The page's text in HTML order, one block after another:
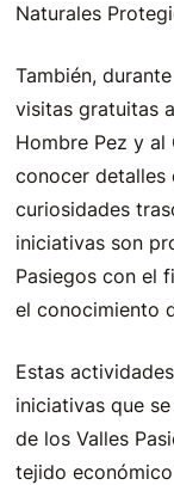
Naturales
También,
visitas gratuitas
Hombre Pez y
conocer detalles
curiosidades
iniciativas son
Pasiegos con el
el conocimiento
Estas
iniciativas que
de los Valles
tejido